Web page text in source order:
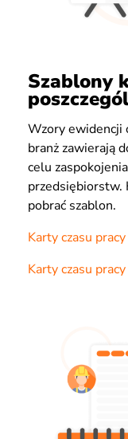
Szablony
Wzory ewidencji
branż zawierają
celu
przedsiębiorstw.
pobrać szablon.
Karty czasu
Karty czasu